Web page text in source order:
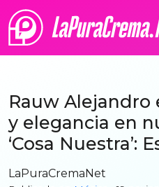
Rauw
y elegancia en
‘Cosa Nuestra’:
LaPuraCremaNet